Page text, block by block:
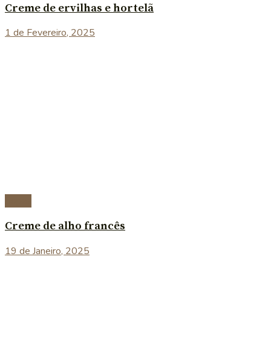
Creme de ervilhas e hortelã
1 de Fevereiro, 2025
Creme de alho francês
19 de Janeiro, 2025